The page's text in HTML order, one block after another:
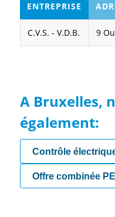
ENTREPRISE
C.V.S. - V.D.B. 9
A Bruxelles,
également:
Contrôle
Offre combinée